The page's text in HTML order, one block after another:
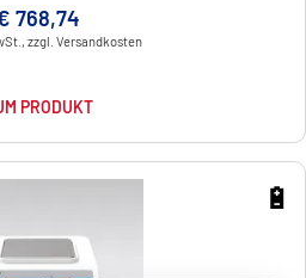
768,74
zzgl. Versandkosten
PRODUKT
🔋